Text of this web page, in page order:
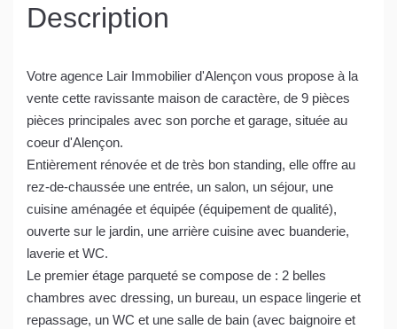
Description
Votre agence Lair Immobilier d'Alençon vous propose à la
vente cette ravissante maison de caractère, de 9 pièces
pièces principales avec son porche et garage, située au
coeur d'Alençon.
Entièrement rénovée et de très bon standing, elle offre au
rez-de-chaussée une entrée, un salon, un séjour, une
cuisine aménagée et équipée (équipement de qualité),
ouverte sur le jardin, une arrière cuisine avec buanderie,
laverie et WC.
Le premier étage parqueté se compose de : 2 belles
chambres avec dressing, un bureau, un espace lingerie et
repassage, un WC et une salle de bain (avec baignoire et